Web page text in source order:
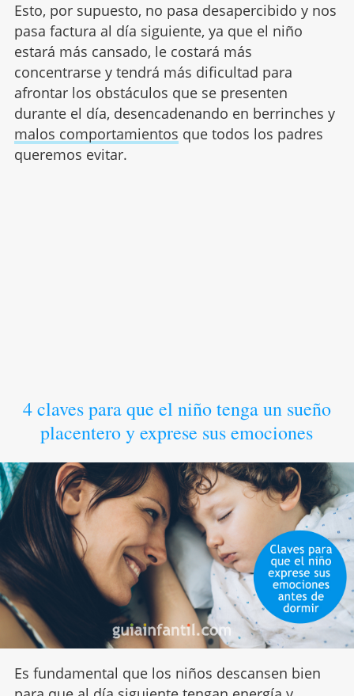
Esto, por supuesto, no pasa desapercibido y nos
pasa factura al día siguiente, ya que el niño
estará más cansado, le costará más
concentrarse y tendrá más dificultad para
afrontar los obstáculos que se presenten
durante el día, desencadenando en berrinches y
malos comportamientos que todos los padres
queremos evitar.
4 claves para que el niño tenga un sueño
placentero y exprese sus emociones
Es fundamental que los niños descansen bien